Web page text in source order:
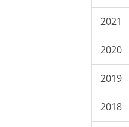
2021
2020
2019
2018